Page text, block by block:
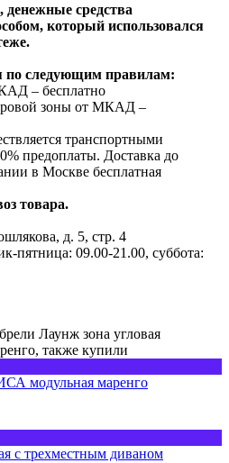
денежные средства
который использовался
по следующим правилам:
– бесплатно
зоны от МКАД –
транспортными
предоплаты. Доставка до
в Москве бесплатная
товара.
д. 5, стр. 4
пятница: 09.00-21.00, суббота:
Лаунж зона угловая
также купили
модульная маренго
с трехместным диваном